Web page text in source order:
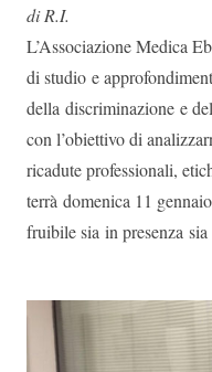
di R.I.
L’Associazione Medica
di studio e
della discriminazione e
con l’obiettivo di
ricadute professionali,
terrà domenica 11
fruibile sia in presenza